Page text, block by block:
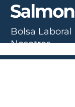
Bolsa Laboral
Nosotros